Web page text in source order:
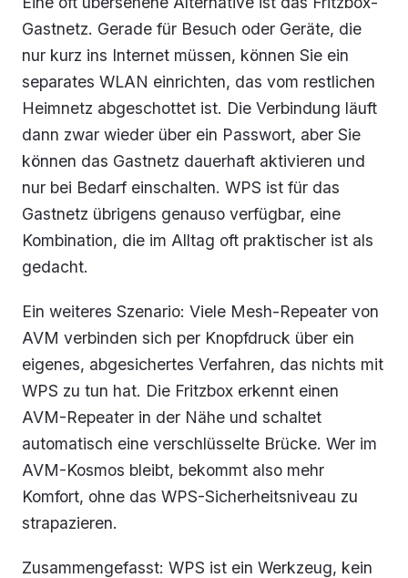
Gastnetz. Gerade für Besuch oder Geräte, die
nur kurz ins Internet müssen, können Sie ein
separates WLAN einrichten, das vom restlichen
Heimnetz abgeschottet ist. Die Verbindung läuft
dann zwar wieder über ein Passwort, aber Sie
können das Gastnetz dauerhaft aktivieren und
nur bei Bedarf einschalten. WPS ist für das
Gastnetz übrigens genauso verfügbar, eine
Kombination, die im Alltag oft praktischer ist als
gedacht.
Ein weiteres Szenario: Viele Mesh-Repeater von
AVM verbinden sich per Knopfdruck über ein
eigenes, abgesichertes Verfahren, das nichts mit
WPS zu tun hat. Die Fritzbox erkennt einen
AVM-Repeater in der Nähe und schaltet
automatisch eine verschlüsselte Brücke. Wer im
AVM-Kosmos bleibt, bekommt also mehr
Komfort, ohne das WPS-Sicherheitsniveau zu
strapazieren.
Zusammengefasst: WPS ist ein Werkzeug, kein